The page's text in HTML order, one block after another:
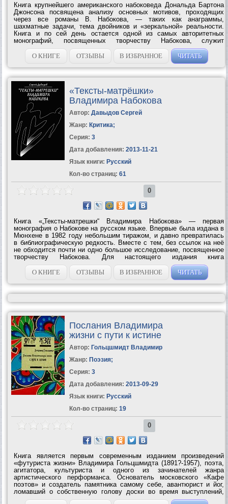
Книга крупнейшего американского набоковеда Дональда Бартона
Джонсона посвящена анализу основных мотивов, проходящих
через все романы В. Набокова, — таких как анаграммы,
шахматные задачи, тема двойников и «зеркальной» реальности.
Книга и по сей день остается одной из самых авторитетных
монографий, посвященных творчеству Набокова, служит
важнейшим источником для специалистов, а широкому читателю
позволяет проследить...
О КНИГЕ ОТЗЫВЫ В ИЗБРАННОЕ ЧИТАТЬ
«Тексты-матрёшки»
Владимира Набокова
Автор: Давыдов Сергей
Жанр: Критика;
Серия: 3
Дата добавления: 2013-11-21
Язык книги: Русский
Кол-во страниц: 61
0
Книга «„Тексты-матрешки“ Владимира Набокова» — первая
монография о Набокове на русском языке. Впервые была издана в
Мюнхене в 1982 году небольшим тиражом, и давно превратилась
в библиографическую редкость. Вместе с тем, без ссылок на неё
не обходится почти ни одно большое исследование, посвященное
творчеству Набокова. Для настоящего издания книга
существенно...
О КНИГЕ
ОТЗЫВЫ В ИЗБРАННОЕ ЧИТАТЬ
Послания Владимира
жизни с пути к истине
Автор: Гольцшмидт Владимир
Жанр: Поэзия;
Серия: 3
Дата добавления: 2013-09-29
Язык книги: Русский
Кол-во страниц: 19
0
Книга является первым современным изданием произведений
«футуриста жизни» Владимира Гольцшмидта (1891?-1957), поэта,
агитатора, культуриста и одного из зачинателей жанра
артистического перформанса. Основатель московского «Кафе
поэтов» и создатель памятника самому себе, авантюрист и йог,
ломавший о собственную голову доски во время выступлений,
Гольцшмидт остался легендарной фигурой в истории русского